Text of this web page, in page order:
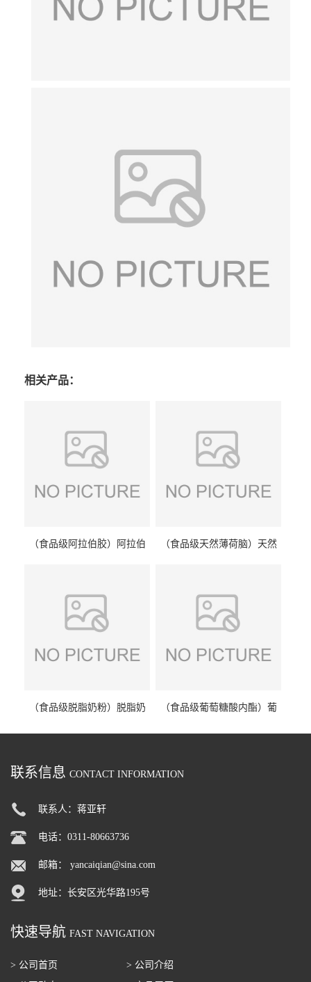
相关产品：
（食品级阿拉伯胶）阿拉伯
（食品级天然薄荷脑）天然
（食品级脱脂奶粉）脱脂奶
（食品级葡萄糖酸内酯）葡
联系信息 CONTACT INFORMATION
联系人：蒋亚轩
电话：0311-80663736
邮箱： yancaiqian@sina.com
地址：长安区光华路195号
快速导航 FAST NAVIGATION
> 公司首页
> 公司介绍